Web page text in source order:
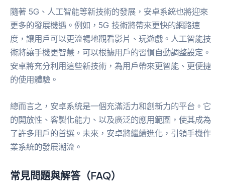
隨著 5G、人工智能等新技術的發展，安卓系統也將迎來
更多的發展機遇。例如，5G 技術將帶來更快的網路速
度，讓用戶可以更流暢地觀看影片、玩遊戲。人工智能技
術將讓手機更智慧，可以根據用戶的習慣自動調整設定。
安卓將充分利用這些新技術，為用戶帶來更智能、更便捷
的使用體驗。
總而言之，安卓系統是一個充滿活力和創新力的平台。它
的開放性、客製化能力、以及廣泛的應用範圍，使其成為
了許多用戶的首選。未來，安卓將繼續進化，引領手機作
業系統的發展潮流。
常見問題與解答（FAQ）